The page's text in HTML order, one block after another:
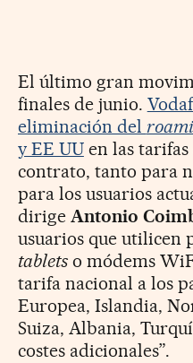
El último gran
finales de junio.
eliminación del
y EE UUen las
contrato, tanto para
para los usuarios
dirige Antonio
usuarios que utilicen
tabletso módems
tarifa nacional a los
Europea, Islandia,
Suiza, Albania,
costes adicionales”.